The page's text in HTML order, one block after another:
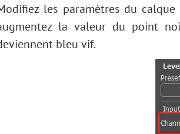
les paramètres du
la valeur du point
bleu vif.